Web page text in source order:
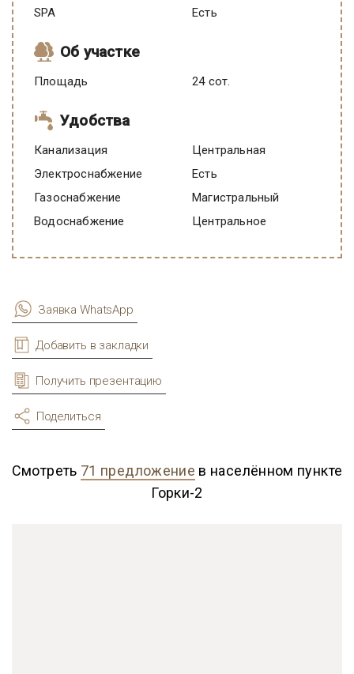
SPA
есть
Об участке
Площадь 24 сот.
Удобства
Канализация
Центральная
Электроснабжение
есть
Газоснабжение
Магистральный
Водоснабжение
Центральное
Заявка WhatsApp
Добавить в закладки
Получить презентацию
Поделиться
Смотреть 71 предложение в населённом пункте
Горки-2